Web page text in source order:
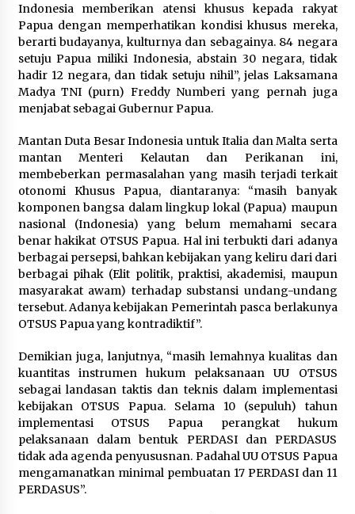
Indonesia memberikan atensi khusus kepada rakyat
Papua dengan memperhatikan kondisi khusus mereka,
berarti budayanya, kulturnya dan sebagainya. 84 negara
setuju Papua miliki Indonesia, abstain 30 negara, tidak
hadir 12 negara, dan tidak setuju nihil”, jelas Laksamana
Madya TNI (purn) Freddy Numberi yang pernah juga
menjabat sebagai Gubernur Papua.
Mantan Duta Besar Indonesia untuk Italia dan Malta serta
mantan Menteri Kelautan dan Perikanan ini,
membeberkan permasalahan yang masih terjadi terkait
otonomi Khusus Papua, diantaranya: “masih banyak
komponen bangsa dalam lingkup lokal (Papua) maupun
nasional (Indonesia) yang belum memahami secara
benar hakikat OTSUS Papua. Hal ini terbukti dari adanya
berbagai persepsi, bahkan kebijakan yang keliru dari dari
berbagai pihak (Elit politik, praktisi, akademisi, maupun
masyarakat awam) terhadap substansi undang-undang
tersebut. Adanya kebijakan Pemerintah pasca berlakunya
OTSUS Papua yang kontradiktif”.
Demikian juga, lanjutnya, “masih lemahnya kualitas dan
kuantitas instrumen hukum pelaksanaan UU OTSUS
sebagai landasan taktis dan teknis dalam implementasi
kebijakan OTSUS Papua. Selama 10 (sepuluh) tahun
implementasi OTSUS Papua perangkat hukum
pelaksanaan dalam bentuk PERDASI dan PERDASUS
tidak ada agenda penyususnan. Padahal UU OTSUS Papua
mengamanatkan minimal pembuatan 17 PERDASI dan 11
PERDASUS”.